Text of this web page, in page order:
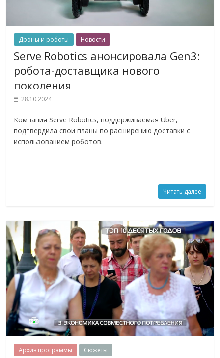
Дроны и роботы Новости
Serve Robotics анонсировала Gen3:
робота-доставщика нового
поколения
28.10.2024
Компания Serve Robotics, поддерживаемая Uber,
подтвердила свои планы по расширению доставки с
использованием роботов.
Читать далее
Архив программы Сюжеты